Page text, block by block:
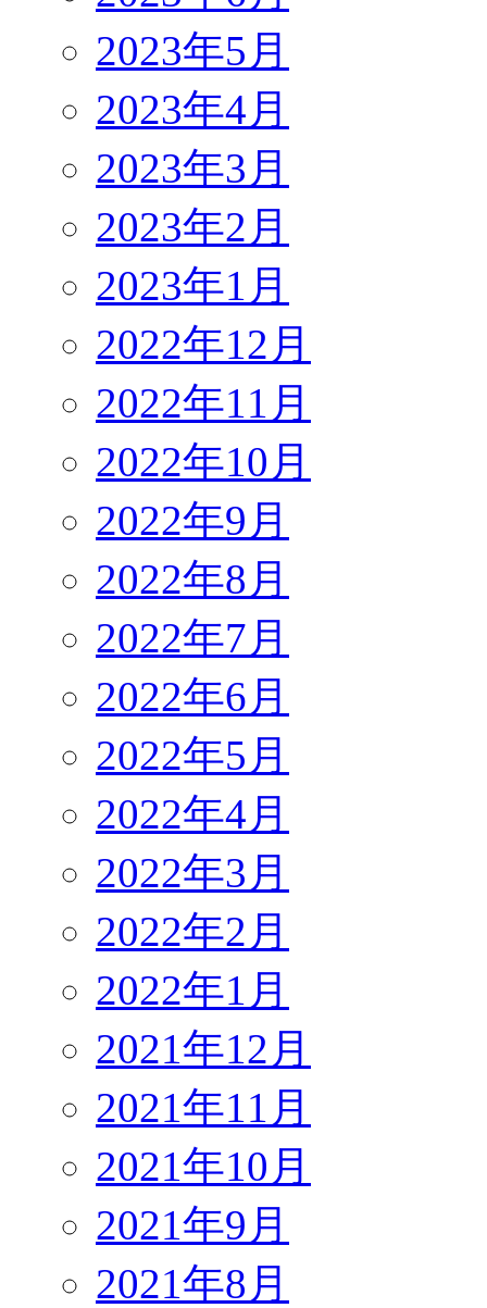
2023年5月
2023年4月
2023年3月
2023年2月
2023年1月
2022年12月
2022年11月
2022年10月
2022年9月
2022年8月
2022年7月
2022年6月
2022年5月
2022年4月
2022年3月
2022年2月
2022年1月
2021年12月
2021年11月
2021年10月
2021年9月
2021年8月